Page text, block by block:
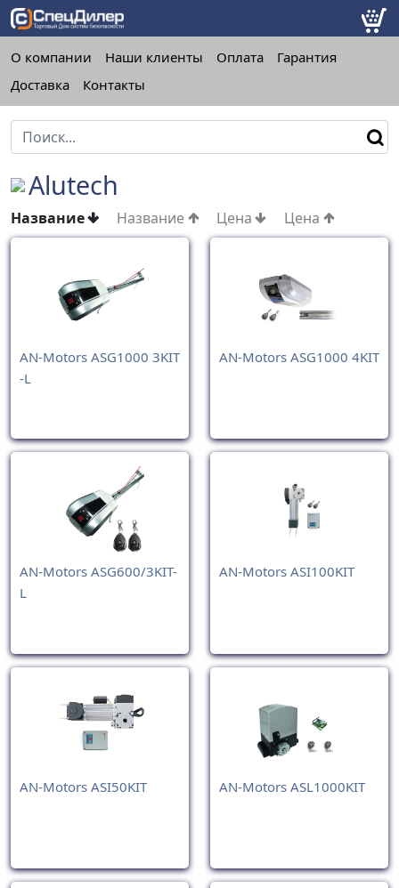
О компании Наши клиенты Оплата
Гарантия
Доставка
Контакты
Alutech
Название Название Цена Цена
AN-Motors ASG1000 3KIT
-L
AN-Motors ASG1000 4KIT
AN-Motors ASG600/3KIT-
L
AN-Motors ASI100KIT
AN-Motors ASI50KIT AN-Motors ASL1000KIT